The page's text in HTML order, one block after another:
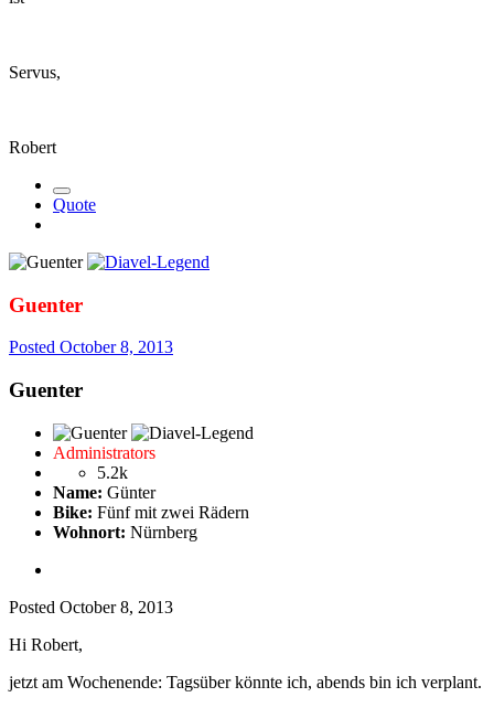
Servus,
Robert
Quote
Guenter
Posted October 8, 2013
Guenter
Administrators
5.2k
Name: Günter
Bike: Fünf mit zwei Rädern
Wohnort: Nürnberg
Posted October 8, 2013
Hi Robert,
jetzt am Wochenende: Tagsüber könnte ich, abends bin ich verplant.